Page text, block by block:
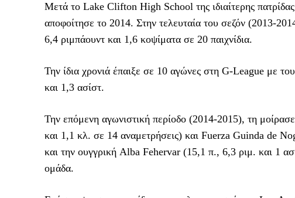
Μετά το Lake Clifton High School της ιδιαίτερης
αποφοίτησε το 2014. Στην τελευταία του σεζόν (2013-
6,4 ριμπάουντ και 1,6 κοψίματα σε 20 παιχνίδια.
Την ίδια χρονιά έπαιξε σε 10 αγώνες στη G-League με
και 1,3 ασίστ.
Την επόμενη αγωνιστική περίοδο (2014-2015), τη
και 1,1 κλ. σε 14 αναμετρήσεις) και Fuerza Guinda de
και την ουγγρική Alba Fehervar (15,1 π., 6,3 ριμ. και 1
ομάδα.